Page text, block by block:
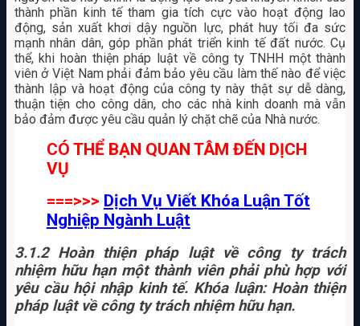
thành phần kinh tế tham gia tích cực vào hoạt động lao
động, sản xuất khơi dậy nguồn lực, phát huy tối đa sức
mạnh nhân dân, góp phần phát triển kinh tế đất nước. Cụ
thể, khi hoàn thiện pháp luật về công ty TNHH một thành
viên ở Việt Nam phải đảm bảo yêu cầu làm thế nào để việc
thành lập và hoạt động của công ty này thật sự dễ dàng,
thuận tiện cho công dân, cho các nhà kinh doanh mà vẫn
bảo đảm được yêu cầu quản lý chặt chẽ của Nhà nước.
CÓ THỂ BẠN QUAN TÂM ĐẾN DỊCH
VỤ
===>>> Dịch Vụ Viết Khóa Luận Tốt
Nghiệp Ngành Luật
3.1.2 Hoàn thiện pháp luật về công ty trách
nhiệm hữu hạn một thành viên phải phù hợp với
yêu cầu hội nhập kinh tế. Khóa luận: Hoàn thiện
pháp luật về công ty trách nhiệm hữu hạn.